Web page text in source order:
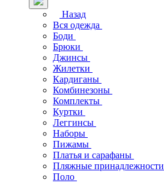
Назад
Вся одежда
Боди
Брюки
Джинсы
Жилетки
Кардиганы
Комбинезоны
Комплекты
Куртки
Леггинсы
Наборы
Пижамы
Платья и сарафаны
Пляжные принадлежности
Поло